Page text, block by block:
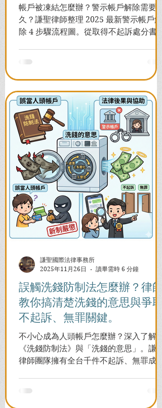
帳戶被凍結怎麼辦？警示帳戶解除需要多
久？謙聖律師整理 2025 最新警示帳戶解
除 4 步驟流程圖。從取得不起訴處分書到
誤觸洗錢防制法怎麼辦？律師
教你搞清楚洗錢的意思與爭取
不起訴、無罪關鍵。
不小心成為人頭帳戶怎麼辦？深入了解
《洗錢防制法》與「洗錢的意思」。謙聖
律師團隊擁有全台千件不起訴、無罪成功
謙聖國際法律事務所
2025年11月26日
讀畢需時 6 分鐘